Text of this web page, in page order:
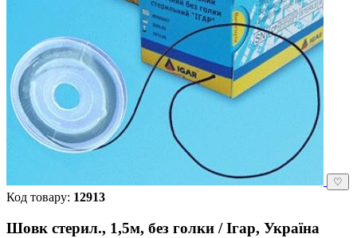
♡
Код товару: 12913
Шовк стерил., 1,5м, без голки / Ігар, Україна